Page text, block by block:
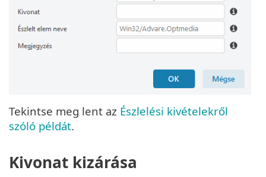
Tekintse meg lent az Észlelési kivételekről
szóló példát.
Kivonat kizárása